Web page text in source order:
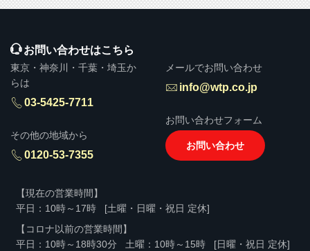
お問い合わせはこちら
東京・神奈川・千葉・埼玉か
らは
03-5425-7711
その他の地域から
0120-53-7355
メールでお問い合わせ
info@wtp.co.jp
お問い合わせフォーム
お問い合わせ
【現在の営業時間】
平日：10時～17時
[土曜・日曜・祝日 定休]
【コロナ以前の営業時間】
平日：10時～18時30分
土曜：10時～15時 [日曜・祝日 定休]